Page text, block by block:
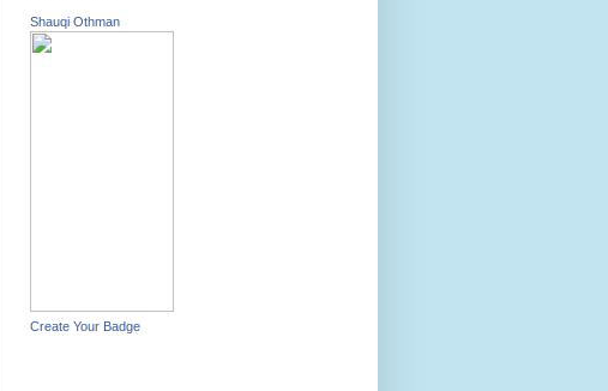
Shauqi Othman
Create Your Badge